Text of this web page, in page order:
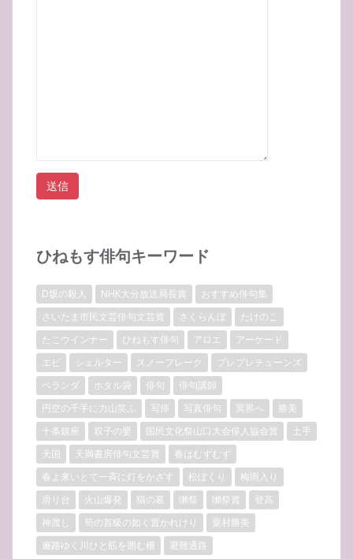
ひねもす俳句キーワード
D坂の殺人 NHK大分放送局長賞
おすすめ俳句集
さいたま市民文芸俳句文芸賞
さくらんぼ
たけのこ
たこウインナー
ひねもす俳句 アロエ
アーケード
エビ
シェルター スノーフレーク
プレプレチューンズ
ベランダ
ホタル袋 俳句
俳句講師
円空の千手に力山笑ふ
写俳 写真俳句 冥界へ
勝美
十条銀座
双子の嬰 国民文化祭山口大会俳人協会賞
土手
天国
天満書房俳句文芸賞
春はむずむず
春よ来いとて一斉に灯をかざす
松ぼくり
梅雨入り
滑り台
火山爆発 猫の墓 獺祭 獺祭賞
登高
神渡し
筍の首級の如く置かれけり
粟村勝美
遍路ゆく川ひと筋を囲む柵
避難通路